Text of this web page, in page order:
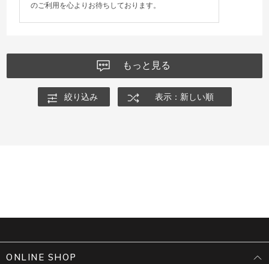
のご利用を心よりお待ちしております。
もっと見る
絞り込み 表示：新しい順
ONLINE SHOP